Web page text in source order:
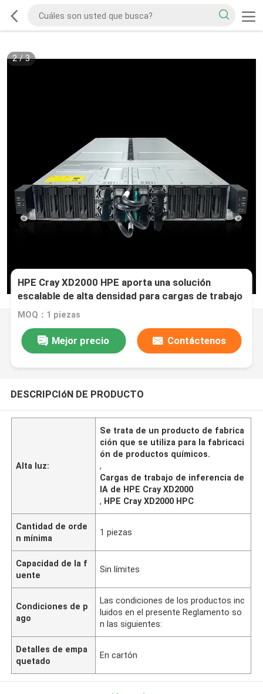
2/3
HPE Cray XD2000 HPE aporta una solución
escalable de alta densidad para cargas de trabajo
de inferencia de HPC y IA
MOQ：1 piezas
Mejor precio Contáctenos
DESCRIPCIóN DE PRODUCTO
Alta luz:
Se trata de un producto de fabrica
ción que se utiliza para la fabricaci
ón de productos químicos.
,
Cargas de trabajo de inferencia de
IA de HPE Cray XD2000
, HPE Cray XD2000 HPC
Cantidad de orde
n mínima
1 piezas
Capacidad de la f
uente
Sin límites
Condiciones de p
ago
Las condiciones de los productos inc
luidos en el presente Reglamento so
n las siguientes:
Detalles de empa
quetado
En cartón